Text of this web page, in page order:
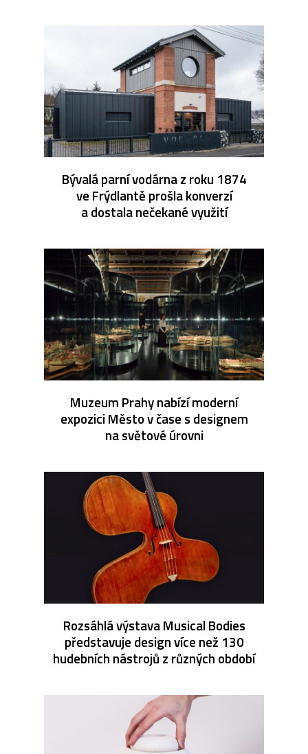
Bývalá parní vodárna z roku 1874
ve Frýdlantě prošla konverzí
a dostala nečekané využití
Muzeum Prahy nabízí moderní
expozici Město v čase s designem
na světové úrovni
Rozsáhlá výstava Musical Bodies
představuje design více než 130
hudebních nástrojů z různých období